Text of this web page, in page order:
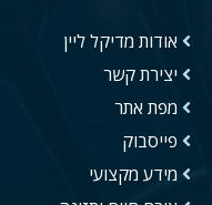
אודות מדיקל ליין
יצירת קשר
מפת אתר
פייסבוק
מידע מקצועי